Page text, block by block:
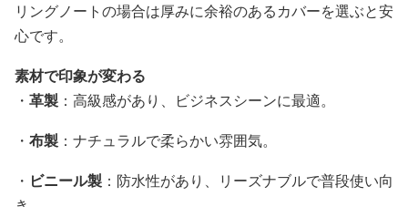
リングノートの場合は厚みに余裕のあるカバーを選ぶと安
心です。
素材で印象が変わる
・ 革製 ：高級感があり、ビジネスシーンに最適。
・ 布製 ：ナチュラルで柔らかい雰囲気。
・ ビニール製 ：防水性があり、リーズナブルで普段使い向